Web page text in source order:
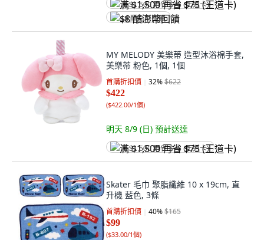
满 $1,500 再省 $75 (王道卡)
$8 酷澎幣回饋
MY MELODY 美樂蒂 造型沐浴棉手套,
美樂蒂 粉色, 1個, 1個
首購折扣價 32%$622
$422
($422.00/1個)
明天 8/9 (日) 預計送達
满 $1,500 再省 $75 (王道卡)
Skater 毛巾 聚脂纖維 10 x 19cm, 直
升機 藍色, 3條
首購折扣價 40%$165
$99
($33.00/1個)